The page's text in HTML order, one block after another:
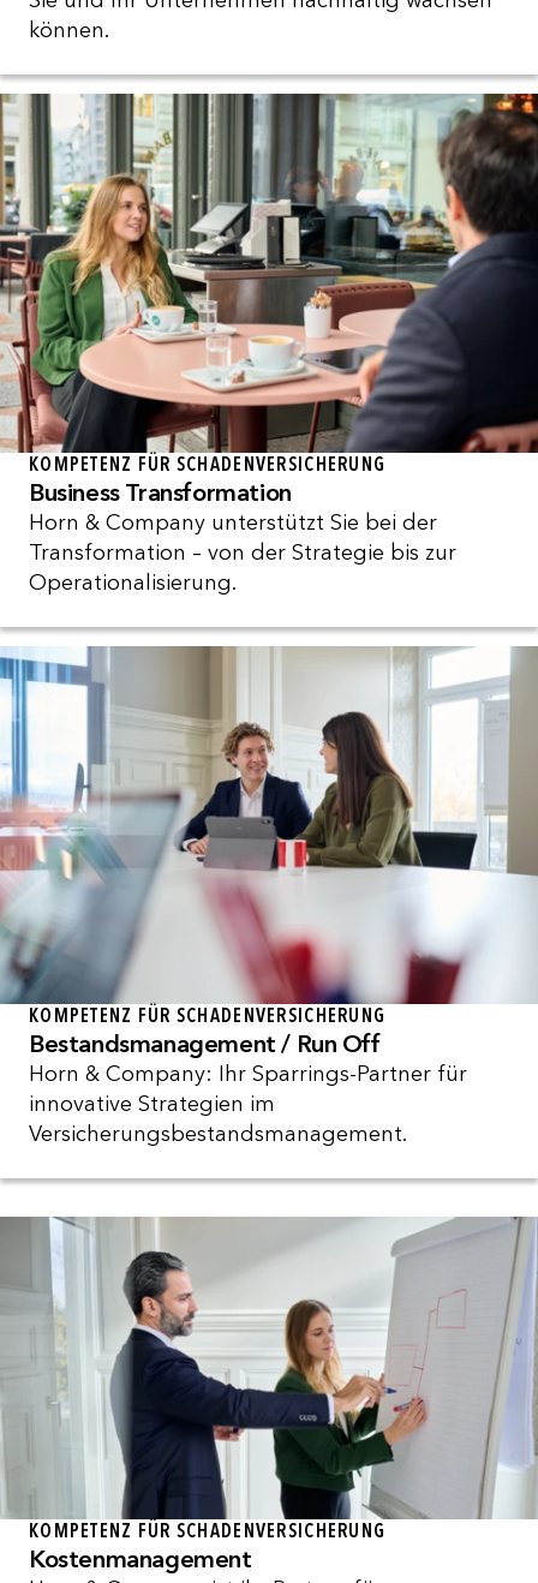
können.
KOMPETENZ FÜR SCHADENVERSICHERUNG
Business Transformation
Horn & Company unterstützt Sie bei der
Transformation – von der Strategie bis zur
Operationalisierung.
KOMPETENZ FÜR SCHADENVERSICHERUNG
Bestandsmanagement / Run Off
Horn & Company: Ihr Sparrings-Partner für
innovative Strategien im
Versicherungsbestandsmanagement.
KOMPETENZ FÜR SCHADENVERSICHERUNG
Kostenmanagement